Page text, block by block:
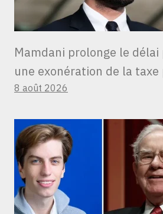
Mamdani prolonge le
une exonération de la
8 août 2026